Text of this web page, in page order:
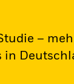
–
in